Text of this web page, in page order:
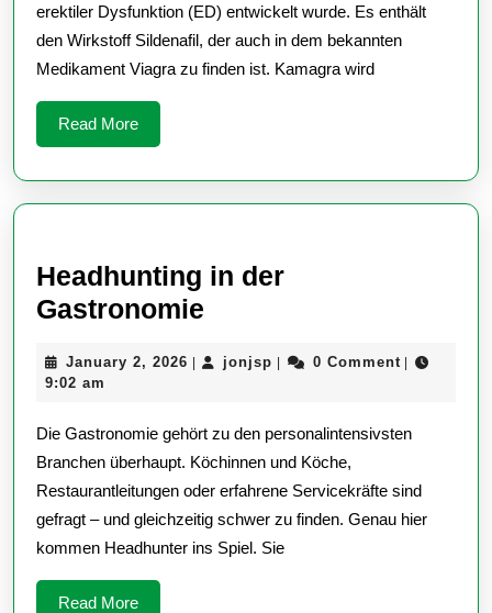
erektiler Dysfunktion (ED) entwickelt wurde. Es enthält
den Wirkstoff Sildenafil, der auch in dem bekannten
Medikament Viagra zu finden ist. Kamagra wird
Read MoreRead
More
Headhunting in der
Gastronomie
der
January 2, 2026 Januaryjonjsp jonjsp0 Comment
9:02 am
Die Gastronomie gehört zu den personalintensivsten
Branchen überhaupt. Köchinnen und Köche,
Restaurantleitungen oder erfahrene Servicekräfte sind
gefragt – und gleichzeitig schwer zu finden. Genau hier
kommen Headhunter ins Spiel. Sie
Read MoreRead